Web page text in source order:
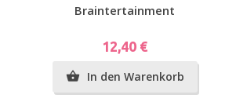
Vorschau
Braintertainment
Preis
12,40 €
 In den Warenkorb